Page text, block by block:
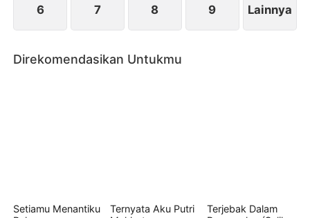
6 7 8 9 Lainnya
Direkomendasikan Untukmu
Setiamu Menantiku
Ternyata Aku Putri
Terjebak Dalam